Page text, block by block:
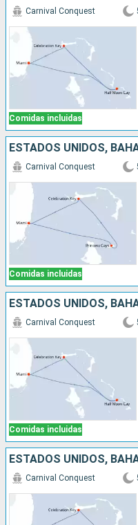
Comidas incluidas
Carnival Conquest
ESTADOS UNIDOS,
Comidas incluidas
Carnival Conquest
ESTADOS UNIDOS,
Comidas incluidas
Carnival Conquest
ESTADOS UNIDOS,
Carnival Conquest